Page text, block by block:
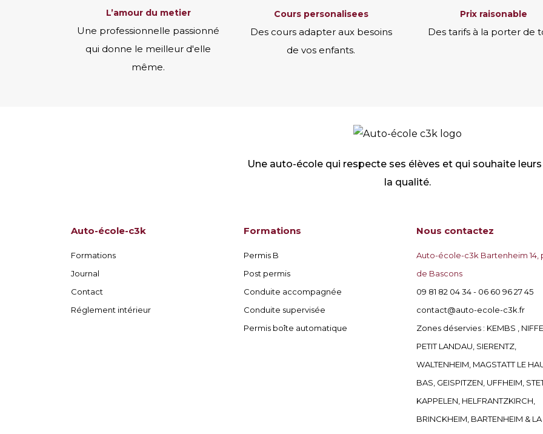
l’amour du metier
Une professionnelle passionné
qui donne le meilleur d'elle
même.
cours personalisees
Des cours adapter aux besoins
de vos enfants.
prix raisonable
Des tarifs à la porter de
Une auto-école qui respecte ses élèves et qui souhaite
la qualité.
Auto-école-c3k
Formations
Journal
Contact
Réglement intérieur
Formations
Permis B
Post permis
Conduite accompagnée
Conduite supervisée
Permis boîte automatique
Nous contactez
Auto-école-c3k Bartenheim 14,
de Bascons
09 81 82 04 34 - 06 60 96 27 45
contact@auto-ecole-c3k.fr
Zones déservies : KEMBS ,
PETIT LANDAU, SIERENTZ,
WALTENHEIM, MAGSTATT LE
BAS, GEISPITZEN, UFFHEIM,
KAPPELEN, HELFRANTZKIRCH,
BRINCKHEIM, BARTENHEIM & LA